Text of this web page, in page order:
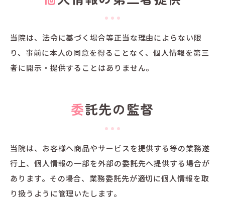
当院は、法令に基づく場合等正当な理由によらない限
り、事前に本人の同意を得ることなく、個人情報を第三
者に開示・提供することはありません。
委託先の監督
当院は、お客様へ商品やサービスを提供する等の業務遂
行上、個人情報の一部を外部の委託先へ提供する場合が
あります。その場合、業務委託先が適切に個人情報を取
り扱うように管理いたします。